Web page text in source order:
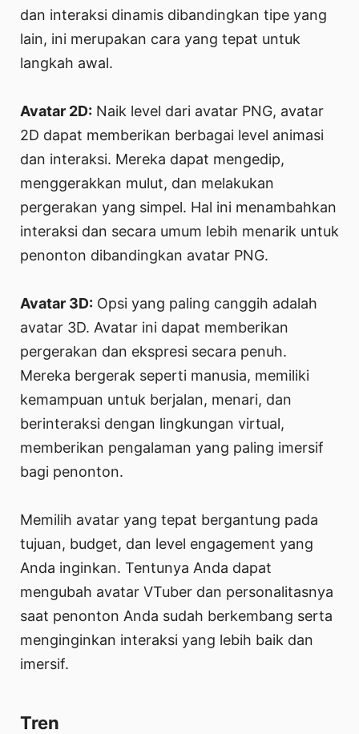
dan interaksi dinamis dibandingkan tipe yang
lain, ini merupakan cara yang tepat untuk
langkah awal.
Avatar 2D: Naik level dari avatar PNG, avatar
2D dapat memberikan berbagai level animasi
dan interaksi. Mereka dapat mengedip,
menggerakkan mulut, dan melakukan
pergerakan yang simpel. Hal ini menambahkan
interaksi dan secara umum lebih menarik untuk
penonton dibandingkan avatar PNG.
Avatar 3D: Opsi yang paling canggih adalah
avatar 3D. Avatar ini dapat memberikan
pergerakan dan ekspresi secara penuh.
Mereka bergerak seperti manusia, memiliki
kemampuan untuk berjalan, menari, dan
berinteraksi dengan lingkungan virtual,
memberikan pengalaman yang paling imersif
bagi penonton.
Memilih avatar yang tepat bergantung pada
tujuan, budget, dan level engagement yang
Anda inginkan. Tentunya Anda dapat
mengubah avatar VTuber dan personalitasnya
saat penonton Anda sudah berkembang serta
menginginkan interaksi yang lebih baik dan
imersif.
Tren